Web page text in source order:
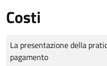
Costi
Tipo di pagamento
Importo
La presentazione della
pagamento